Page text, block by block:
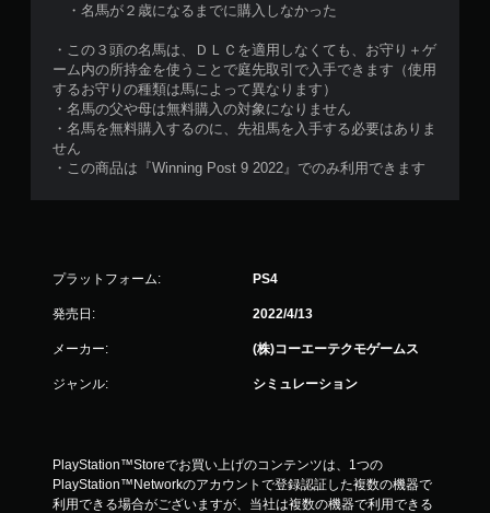
・名馬が２歳になるまでに購入しなかった
・この３頭の名馬は、ＤＬＣを適用しなくても、お守り＋ゲ
ーム内の所持金を使うことで庭先取引で入手できます（使用
するお守りの種類は馬によって異なります）
・名馬の父や母は無料購入の対象になりません
・名馬を無料購入するのに、先祖馬を入手する必要はありま
せん
・この商品は『Winning Post 9 2022』でのみ利用できます
プラットフォーム: PS4
発売日: 2022/4/13
メーカー: (株)コーエーテクモゲームス
ジャンル: シミュレーション
PlayStation™Storeでお買い上げのコンテンツは、1つの
PlayStation™Networkのアカウントで登録認証した複数の機器で
利用できる場合がございますが、当社は複数の機器で利用できる